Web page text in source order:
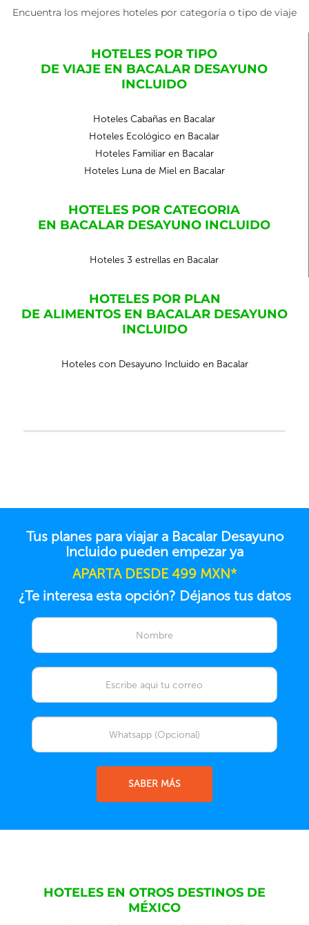
Encuentra los mejores hoteles por categoría o tipo de viaje
HOTELES POR TIPO
DE VIAJE EN BACALAR DESAYUNO
INCLUIDO
Hoteles Cabañas en Bacalar
Hoteles Ecológico en Bacalar
Hoteles Familiar en Bacalar
Hoteles Luna de Miel en Bacalar
HOTELES POR CATEGORIA
EN BACALAR DESAYUNO INCLUIDO
Hoteles 3 estrellas en Bacalar
HOTELES POR PLAN
DE ALIMENTOS EN BACALAR DESAYUNO
INCLUIDO
Hoteles con Desayuno Incluido en Bacalar
Tus planes para viajar a Bacalar Desayuno
Incluido pueden empezar ya
APARTA DESDE 499 MXN*
¿Te interesa esta opción? Déjanos tus datos
SABER MÁS
HOTELES EN OTROS DESTINOS DE
MÉXICO